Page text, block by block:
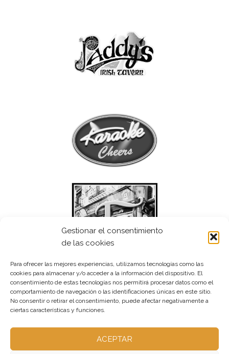
Gestionar el consentimiento
de las cookies
Para ofrecer las mejores experiencias, utilizamos tecnologías como las
cookies para almacenar y/o acceder a la información del dispositivo. El
consentimiento de estas tecnologías nos permitirá procesar datos como el
comportamiento de navegación o las identificaciones únicas en este sitio.
No consentir o retirar el consentimiento, puede afectar negativamente a
ciertas características y funciones.
ACEPTAR